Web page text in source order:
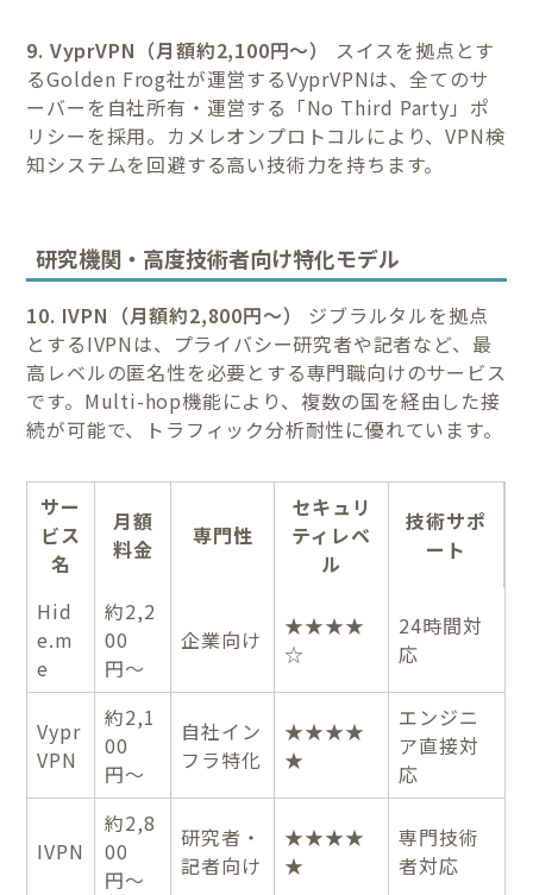
9. VyprVPN（月額約2,100円〜）
スイスを拠点とす
るGolden Frog社が運営するVyprVPNは、全てのサ
ーバーを自社所有・運営する「No Third Party」ポ
リシーを採用。カメレオンプロトコルにより、VPN検
知システムを回避する高い技術力を持ちます。
研究機関・高度技術者向け特化モデル
10. IVPN（月額約2,800円〜）
ジブラルタルを拠点
とするIVPNは、プライバシー研究者や記者など、最
高レベルの匿名性を必要とする専門職向けのサービス
です。Multi-hop機能により、複数の国を経由した接
続が可能で、トラフィック分析耐性に優れています。
サー
ビス
名
月額
料金
専門性
セキュリ
ティレベ
ル
技術サポ
ート
Hid
e.m
e
約2,2
00
円〜
企業向け
★★★★
☆
24時間対
応
Vypr
VPN
約2,1
00
円〜
自社イン
フラ特化
★★★★
★
エンジニ
ア直接対
応
IVPN
約2,8
00
円〜
研究者・
記者向け
★★★★
★
専門技術
者対応